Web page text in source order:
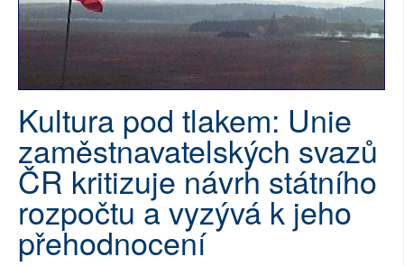
AUTOŘI
PŘÍSPĚVKY NA PROVOZ
SOCIÁLNÍ SÍTĚ
RUBRIKY
PLNÁ VERZE STRÁNEK
Kultura pod tlakem: Unie
zaměstnavatelských svazů
ČR kritizuje návrh státního
rozpočtu a vyzývá k jeho
přehodnocení